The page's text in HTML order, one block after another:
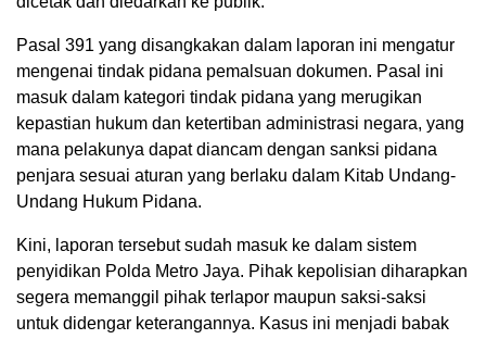
Pasal 391 yang disangkakan dalam laporan ini mengatur
mengenai tindak pidana pemalsuan dokumen. Pasal ini
masuk dalam kategori tindak pidana yang merugikan
kepastian hukum dan ketertiban administrasi negara, yang
mana pelakunya dapat diancam dengan sanksi pidana
penjara sesuai aturan yang berlaku dalam Kitab Undang-
Undang Hukum Pidana.
Kini, laporan tersebut sudah masuk ke dalam sistem
penyidikan Polda Metro Jaya. Pihak kepolisian diharapkan
segera memanggil pihak terlapor maupun saksi-saksi
untuk didengar keterangannya. Kasus ini menjadi babak